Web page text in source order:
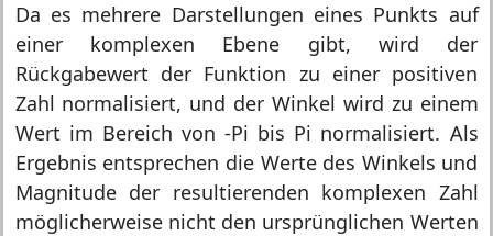
Da es mehrere Darstellungen eines Punkts auf
einer komplexen Ebene gibt, wird der
Rückgabewert der Funktion zu einer positiven
Zahl normalisiert, und der Winkel wird zu einem
Wert im Bereich von -Pi bis Pi normalisiert. Als
Ergebnis entsprechen die Werte des Winkels und
Magnitude der resultierenden komplexen Zahl
möglicherweise nicht den ursprünglichen Werten